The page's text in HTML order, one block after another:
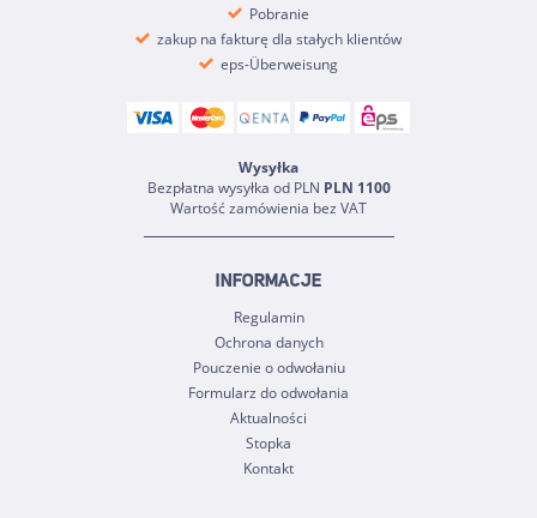
Pobranie
zakup na fakturę dla stałych klientów
eps-Überweisung
Wysyłka
Bezpłatna wysyłka od PLN PLN 1100
Wartość zamówienia bez VAT
INFORMACJE
Regulamin
Ochrona danych
Pouczenie o odwołaniu
Formularz do odwołania
Aktualności
Stopka
Kontakt